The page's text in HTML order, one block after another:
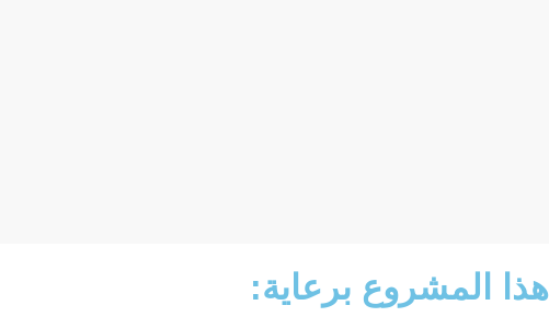
هذا المشروع برعاية: